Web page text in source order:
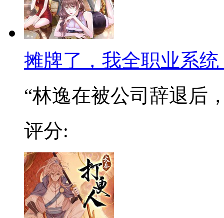
摊牌了，我全职业系统
“林逸在被公司辞退后
评分: